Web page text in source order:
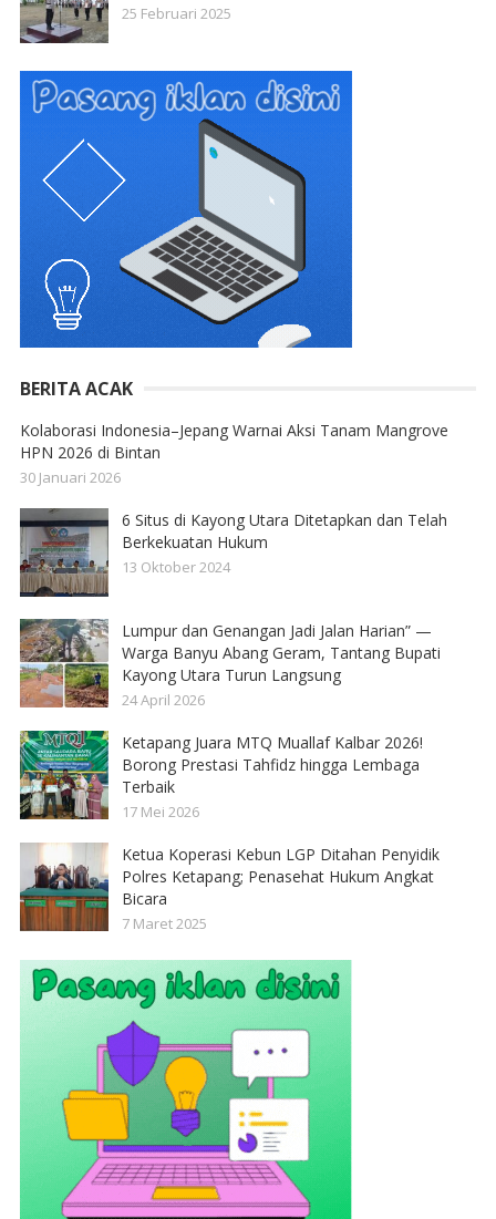
25 Februari 2025
BERITA ACAK
Kolaborasi Indonesia–Jepang Warnai Aksi Tanam Mangrove
HPN 2026 di Bintan
30 Januari 2026
6 Situs di Kayong Utara Ditetapkan dan Telah
Berkekuatan Hukum
13 Oktober 2024
Lumpur dan Genangan Jadi Jalan Harian” —
Warga Banyu Abang Geram, Tantang Bupati
Kayong Utara Turun Langsung
24 April 2026
Ketapang Juara MTQ Muallaf Kalbar 2026!
Borong Prestasi Tahfidz hingga Lembaga
Terbaik
17 Mei 2026
Ketua Koperasi Kebun LGP Ditahan Penyidik
Polres Ketapang; Penasehat Hukum Angkat
Bicara
7 Maret 2025